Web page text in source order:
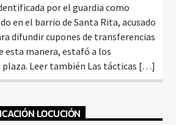
por el guardia como
en el barrio de Santa Rita, acusado
difundir cupones de transferencias
esta manera, estafó a los
plaza. Leer también Las tácticas […]
LOCUCIÓN